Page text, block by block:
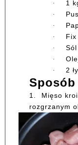
· 1
·
·
·
· Sól
·
· 2
1.
Mięso
rozgrzanym